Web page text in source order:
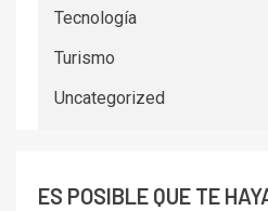
Tecnología
Turismo
Uncategorized
ES POSIBLE QUE TE